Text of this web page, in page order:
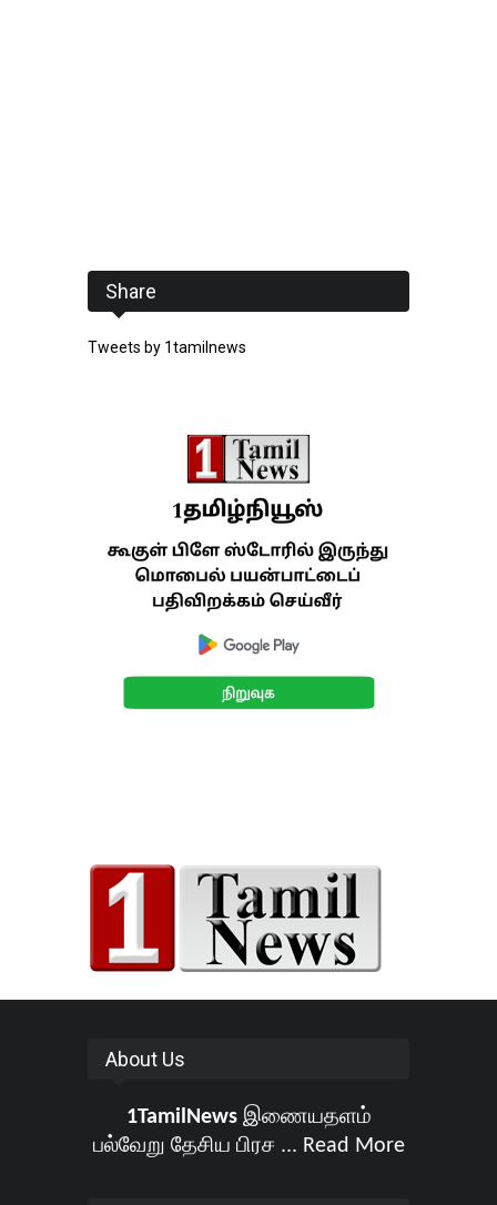
Share
Tweets by 1tamilnews
About Us
1TamilNewsஇணையதளம்
பல்வேறு தேசிய பிரச ... Read More